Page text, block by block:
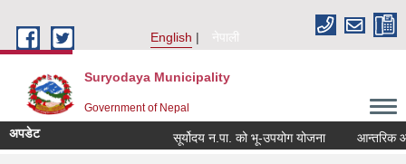
English
नेपाली
Suryodaya Municipality
Government of Nepal
अपडेट सूर्योदय न.पा. को भू-उपयोग योजना आन्तरिक आय